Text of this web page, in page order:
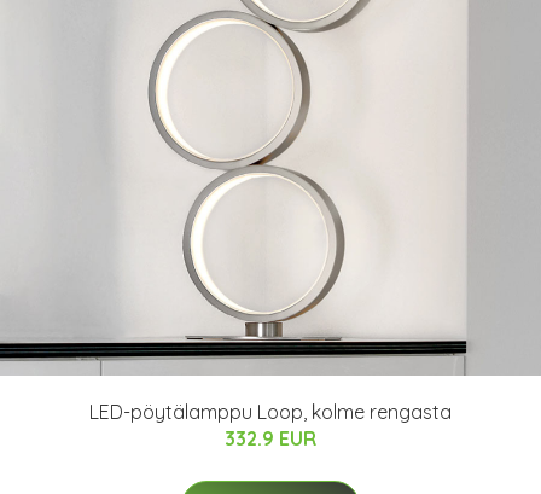
LED-pöytälamppu Loop, kolme rengasta
332.9 EUR